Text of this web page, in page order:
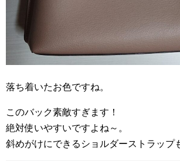
落ち着いたお色ですね。
このバック素敵すぎます！
絶対使いやすいですよね～。
斜めがけにできるショルダーストラップ